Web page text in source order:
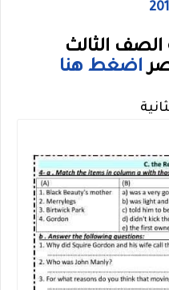
الصف الثالث
اضغط هنا